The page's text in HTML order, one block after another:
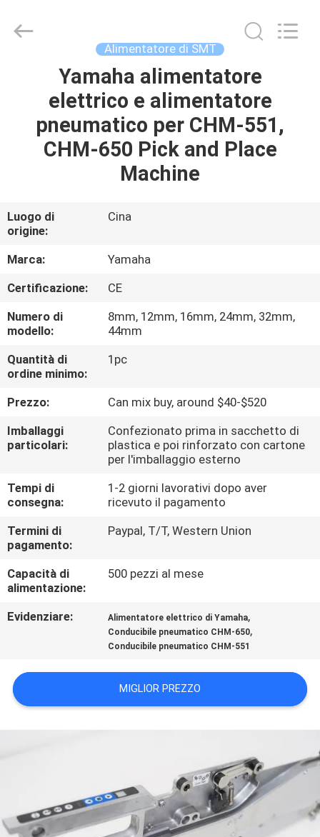
PRODOTTI
SU
DI
NOI
VISITA
ALLA
FABBRICA
CONTROLLO
DELLA
QUALITÀ
CONTATTACI
NOTIZIA
SHOPPING
ON
MAPPA
DEL
SITO
SULLA
PRIVACY
CHARMHIGH
Alimentatore di SMT
Yamaha alimentatore
elettrico e alimentatore
pneumatico per CHM-551,
CHM-650 Pick and Place
Machine
Luogo di
origine:
Cina
Marca:
Yamaha
Certificazione:
CE
Numero di
modello:
8mm, 12mm, 16mm, 24mm, 32mm,
44mm
Quantità di
ordine minimo:
1pc
Prezzo:
Can mix buy, around $40-$520
Imballaggi
particolari:
Confezionato prima in sacchetto di
plastica e poi rinforzato con cartone
per l'imballaggio esterno
Tempi di
consegna:
1-2 giorni lavorativi dopo aver
ricevuto il pagamento
Termini di
pagamento:
Paypal, T/T, Western Union
Capacità di
alimentazione:
500 pezzi al mese
Evidenziare: Alimentatore elettrico di Yamaha,
Conducibile pneumatico CHM-650,
Conducibile pneumatico CHM-551
MIGLIOR PREZZO